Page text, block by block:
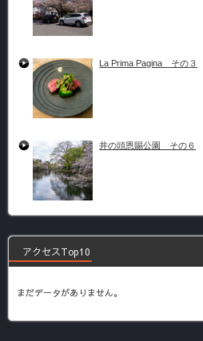
La Prima Pagina その３
井の頭恩賜公園 その６
アクセスTop10
まだデータがありません。